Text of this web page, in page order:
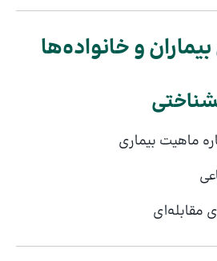
و خانواده‌ها
ماهیت بیماری
مقابله‌ای